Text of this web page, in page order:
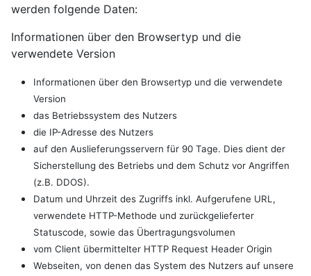
werden folgende Daten:
Informationen über den Browsertyp und die
verwendete Version
Informationen über den Browsertyp und die verwendete
Version
das Betriebssystem des Nutzers
die IP-Adresse des Nutzers
auf den Auslieferungsservern für 90 Tage. Dies dient der
Sicherstellung des Betriebs und dem Schutz vor Angriffen
(z.B. DDOS).
Datum und Uhrzeit des Zugriffs inkl. Aufgerufene URL,
verwendete HTTP-Methode und zurückgelieferter
Statuscode, sowie das Übertragungsvolumen
vom Client übermittelter HTTP Request Header Origin
Webseiten, von denen das System des Nutzers auf unsere